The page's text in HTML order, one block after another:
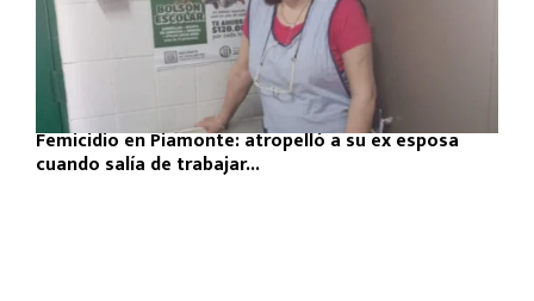
Femicidio en Piamonte: atropelló a su ex esposa
cuando salía de trabajar...